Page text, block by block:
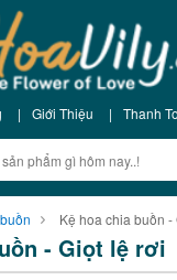
| Giới Thiệu | Thanh
Kệ hoa chia buồn -
- Giọt lệ rơi